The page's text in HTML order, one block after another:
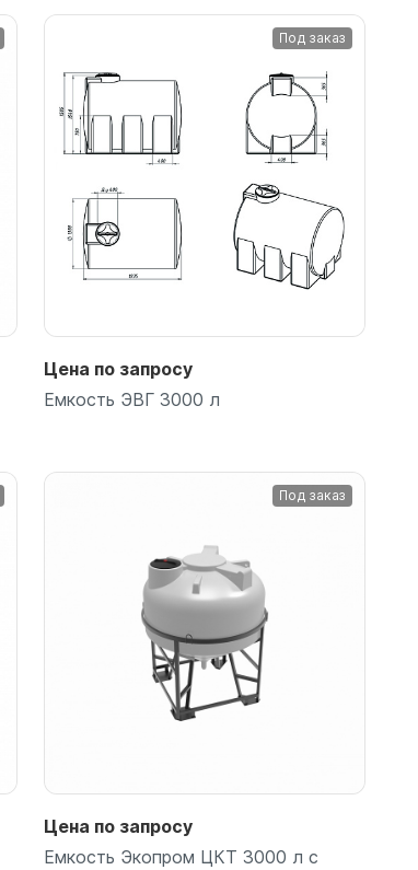
Под заказ
Цена по запросу
Емкость ЭВГ 3000 л
Под заказ
Цена по запросу
Емкость Экопром ЦКТ 3000 л с